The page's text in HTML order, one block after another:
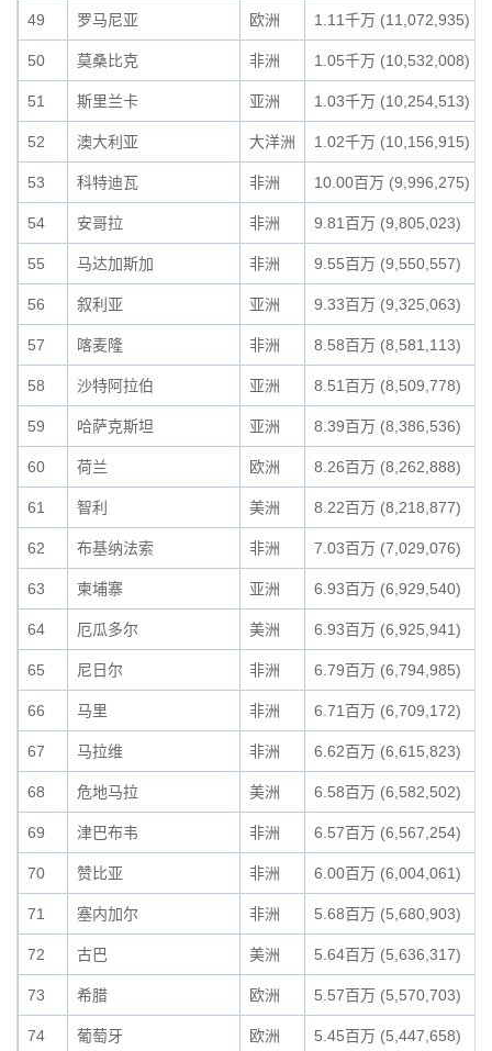
49 罗马尼亚 欧洲 1.11千万 (11,072,935)
50 莫桑比克 非洲 1.05千万 (10,532,008)
51 斯里兰卡 亚洲 1.03千万 (10,254,513)
52 澳大利亚 大洋洲 1.02千万 (10,156,915)
53 科特迪瓦 非洲 10.00百万 (9,996,275)
54 安哥拉 非洲 9.81百万 (9,805,023)
55 马达加斯加 非洲 9.55百万 (9,550,557)
56 叙利亚 亚洲 9.33百万 (9,325,063)
57 喀麦隆 非洲 8.58百万 (8,581,113)
58 沙特阿拉伯 亚洲 8.51百万 (8,509,778)
59 哈萨克斯坦 亚洲 8.39百万 (8,386,536)
60 荷兰 欧洲 8.26百万 (8,262,888)
61 智利 美洲 8.22百万 (8,218,877)
62 布基纳法索 非洲 7.03百万 (7,029,076)
63 柬埔寨 亚洲 6.93百万 (6,929,540)
64 厄瓜多尔 美洲 6.93百万 (6,925,941)
65 尼日尔 非洲 6.79百万 (6,794,985)
66 马里 非洲 6.71百万 (6,709,172)
67 马拉维 非洲 6.62百万 (6,615,823)
68 危地马拉 美洲 6.58百万 (6,582,502)
69 津巴布韦 非洲 6.57百万 (6,567,254)
70 赞比亚 非洲 6.00百万 (6,004,061)
71 塞内加尔 非洲 5.68百万 (5,680,903)
72 古巴 美洲 5.64百万 (5,636,317)
73 希腊 欧洲 5.57百万 (5,570,703)
74 葡萄牙 欧洲 5.45百万 (5,447,658)